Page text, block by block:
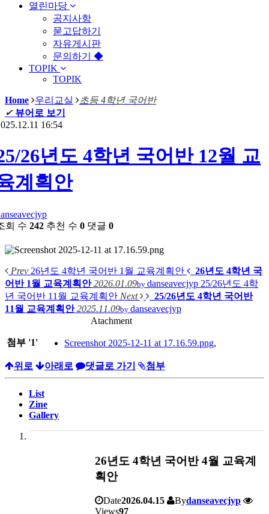
열린마당
공지사항
묻고답하기
자유게시판
문의하기 ◆
TOPIK
TOPIK
Home 우리교실
초등 4학년 국어반
✔ 뷰어로 보기
16:54
26년도 4학년 국어반 12월 교
계획안
회 수 242 추천 수 0 댓글 0
Prev 26년도 4학년 국어반 1월 교육계획안
26년도 4학년 국
어반 1월 교육계획안 2026.01.09by danseavecjyp 25/26년도 4학
년 국어반 11월 교육계획안 Next
25/26년도 4학년 국어반
11월 교육계획안 2025.11.09by danseavecjyp
Atachment
첨부 '1' Screenshot 2025-12-11 at 17.16.59.png,
위로 아래로 댓글로 가기 첨부
List
Zine
Gallery
26년도 4학년 국어반 4월 교육계
획안
Date2026.04.15 Bydanseavecjyp
Views97